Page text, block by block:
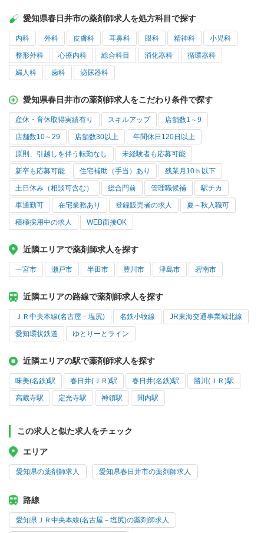
愛知県春日井市の薬剤師求人を処方科目で探す
内科 外科 皮膚科 耳鼻科 眼科 精神科 小児科
整形外科 心療内科 総合科目 消化器科 循環器科
婦人科 歯科 泌尿器科
愛知県春日井市の薬剤師求人をこだわり条件で探す
産休・育休取得実績有り スキルアップ 店舗数1～9
店舗数10～29 店舗数30以上 年間休日120日以上
原則、引越しを伴う転勤なし 未経験者も応募可能
新卒も応募可能 住宅補助（手当）あり 残業月10ｈ以下
土日休み（相談可含む） 総合門前 管理職候補 駅チカ
車通勤可 在宅業務あり 登録販売者の求人 夏～秋入職可
積極採用中の求人 WEB面接OK
近隣エリアで薬剤師求人を探す
一宮市 瀬戸市 半田市 豊川市 津島市 碧南市
近隣エリアの路線で薬剤師求人を探す
ＪＲ中央本線(名古屋－塩尻) 名鉄小牧線 JR東海交通事業城北線
愛知環状鉄道 ゆとりーとライン
近隣エリアの駅で薬剤師求人を探す
味美(名鉄)駅 春日井(ＪＲ)駅 春日井(名鉄)駅 勝川(ＪＲ)駅
高蔵寺駅 定光寺駅 神領駅 間内駅
この求人と似た求人をチェック
エリア
愛知県の薬剤師求人 愛知県春日井市の薬剤師求人
路線
愛知県ＪＲ中央本線(名古屋－塩尻)の薬剤師求人